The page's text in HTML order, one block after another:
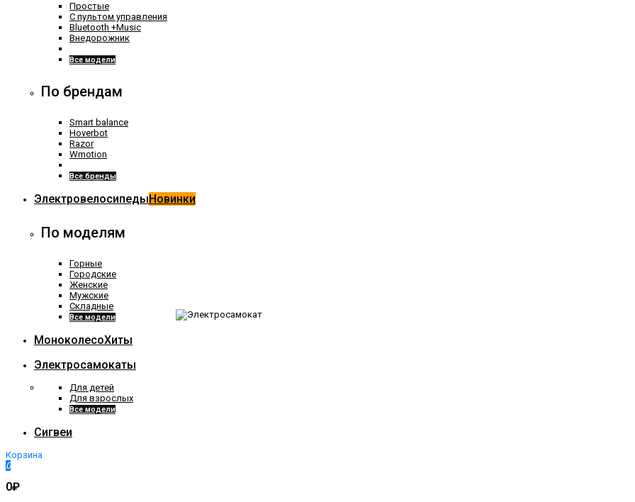
Простые
С пультом управления
Bluetooth +Music
Внедорожник
Все модели
По брендам
Smart balance
Hoverbot
Razor
Wmotion
Все бренды
ЭлектровелосипедыНовинки
По моделям
Горные
Городские
Женские
Мужские
Складные
Все модели
МоноколесоХиты
Электросамокаты
Для детей
Для взрослых
Все модели
Сигвеи
Корзина
0
0₽